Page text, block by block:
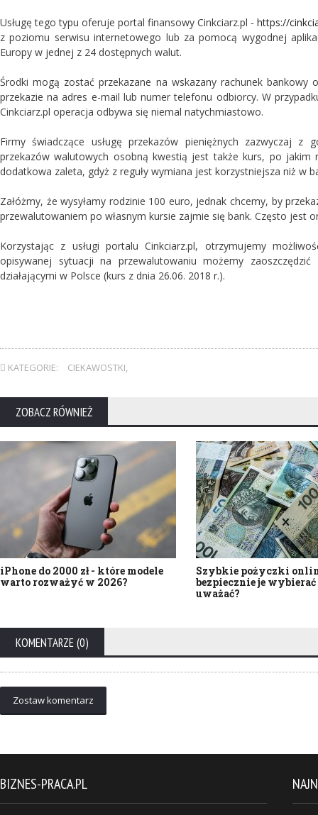
Usługę tego typu oferuje portal finansowy Cinkciarz.pl - https://
z poziomu serwisu internetowego lub za pomocą wygodnej
Europy w jednej z 24 dostępnych walut.
Środki mogą zostać przekazane na wskazany rachunek
przekazie na adres e-mail lub numer telefonu odbiorcy. W
Cinkciarz.pl operacja odbywa się niemal natychmiastowo.
Firmy świadczące usługę przekazów pieniężnych zazwyczaj
przekazów walutowych osobną kwestią jest także kurs, po jakim
dodatkowa zaleta, gdyż z reguły wymiana jest korzystniejsza niż w
Załóżmy, że wysyłamy rodzinie 100 euro, jednak chcemy, by
przewalutowaniem po własnym kursie zajmie się bank. Często jest
Korzystając z usługi portalu Cinkciarz.pl, otrzymujemy
opisywanej sytuacji na przewalutowaniu możemy
działającymi w Polsce (kurs z dnia 26.06. 2018 r.).
KATEGORIE: CIEKAWOSTKI,
ZOBACZ RÓWNIEŻ
iPhone do 2000 zł - które modele
warto rozważyć w 2026?
Szybkie pożyczki
bezpiecznie je wybierać
uważać?
KOMENTARZE (0)
Zostaw komentarz
BIZNES-PRACA.PL